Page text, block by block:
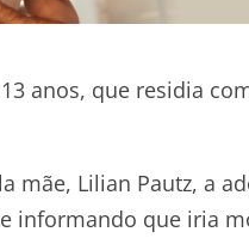
anos, que residia
mãe, Lilian Pautz, a
informando que iria